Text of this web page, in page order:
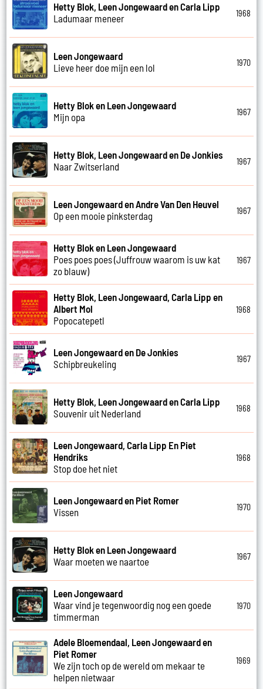
Hetty Blok, Leen Jongewaard en Carla Lipp
Ladumaar meneer
1968
Leen Jongewaard
Lieve heer doe mijn een lol
1970
Hetty Blok en Leen Jongewaard
Mijn opa
1967
Hetty Blok, Leen Jongewaard en De Jonkies
Naar Zwitserland
1967
Leen Jongewaard en Andre Van Den Heuvel
Op een mooie pinksterdag
1967
Hetty Blok en Leen Jongewaard
Poes poes poes (Juffrouw waarom is uw kat
zo blauw)
1967
Hetty Blok, Leen Jongewaard, Carla Lipp en
Albert Mol
Popocatepetl
1968
Leen Jongewaard en De Jonkies
Schipbreukeling
1967
Hetty Blok, Leen Jongewaard en Carla Lipp
Souvenir uit Nederland
1968
Leen Jongewaard, Carla Lipp En Piet
Hendriks
Stop doe het niet
1968
Leen Jongewaard en Piet Romer
Vissen
1970
Hetty Blok en Leen Jongewaard
Waar moeten we naartoe
1967
Leen Jongewaard
Waar vind je tegenwoordig nog een goede
timmerman
1970
Adele Bloemendaal, Leen Jongewaard en
Piet Romer
We zijn toch op de wereld om mekaar te
helpen nietwaar
1969